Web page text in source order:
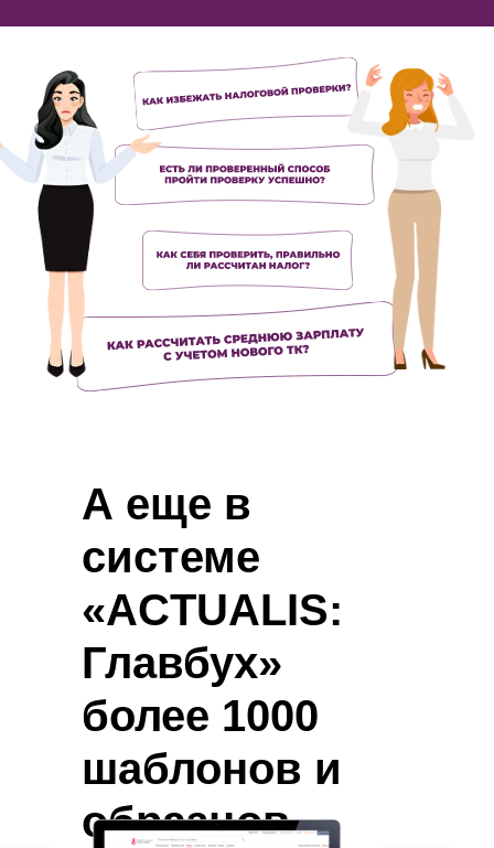
А еще в
системе
«ACTUALIS:
Главбух»
более 1000
шаблонов и
образцов
демо-